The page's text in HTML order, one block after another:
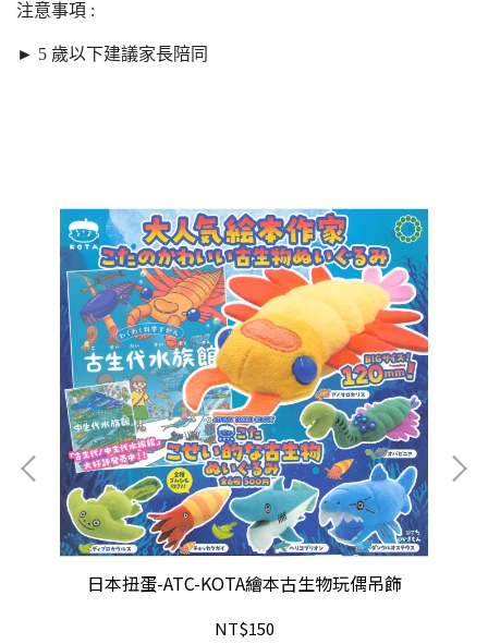
注意事項 :
► 5 歲以下建議家長陪同
日本扭蛋-ATC-KOTA繪本古生物玩偶吊飾
NT$150